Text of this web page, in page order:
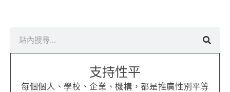
支持性平
每個個人、學校、企業、機構，都是推廣性別平等